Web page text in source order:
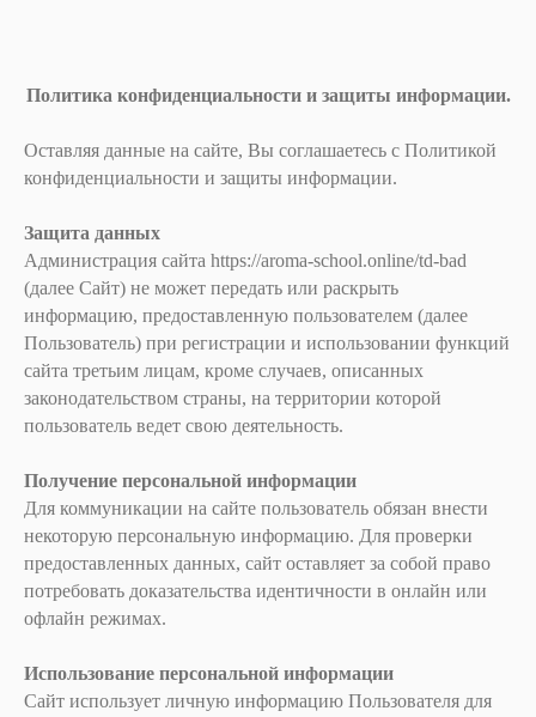
Политика конфиденциальности и защиты информации.
Оставляя данные на сайте, Вы соглашаетесь с Политикой
конфиденциальности и защиты информации.
Защита данных
Администрация сайта https://aroma-school.online/td-bad
(далее Сайт) не может передать или раскрыть
информацию, предоставленную пользователем (далее
Пользователь) при регистрации и использовании функций
сайта третьим лицам, кроме случаев, описанных
законодательством страны, на территории которой
пользователь ведет свою деятельность.
Получение персональной информации
Для коммуникации на сайте пользователь обязан внести
некоторую персональную информацию. Для проверки
предоставленных данных, сайт оставляет за собой право
потребовать доказательства идентичности в онлайн или
офлайн режимах.
Использование персональной информации
Сайт использует личную информацию Пользователя для